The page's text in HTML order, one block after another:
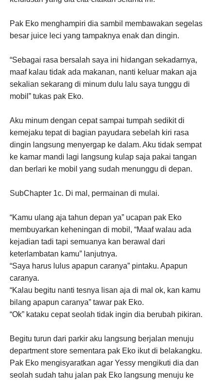
Pak Eko menghampiri dia sambil membawakan segelas
besar juice leci yang tampaknya enak dan dingin.
“Sebagai rasa bersalah saya ini hidangan sekadarnya,
maaf kalau tidak ada makanan, nanti keluar makan aja
sekalian sekarang di minum dulu lalu saya tunggu di
mobil” tukas pak Eko.
Aku minum dengan cepat sampai tumpah sedikit di
kemejaku tepat di bagian payudara sebelah kiri rasa
dingin langsung menyergap ke dalam. Aku tidak sempat
ke kamar mandi lagi langsung kulap saja pakai tangan
dan berlari ke mobil yang sudah menunggu di depan.
SubChapter 1c. Di mal, permainan di mulai.
“Kamu ulang aja tahun depan ya” ucapan pak Eko
membuyarkan keheningan di mobil, “Maaf walau ada
kejadian tadi tapi semuanya kan berawal dari
keterlambatan kamu” lanjutnya.
“Saya harus lulus apapun caranya” pintaku. Apapun
caranya.
“Kalau begitu nanti tesnya lisan aja di mal ok, kan kamu
bilang apapun caranya” tawar pak Eko.
“Ok” kataku cepat seolah tidak ingin dia berubah pikiran.
Begitu turun dari parkir aku langsung berjalan menuju
department store sementara pak Eko ikut di belakangku.
Pak Eko mengisyaratkan agar Yessy mengikuti dia dan
seolah sudah tahu jalan pak Eko langsung menuju ke